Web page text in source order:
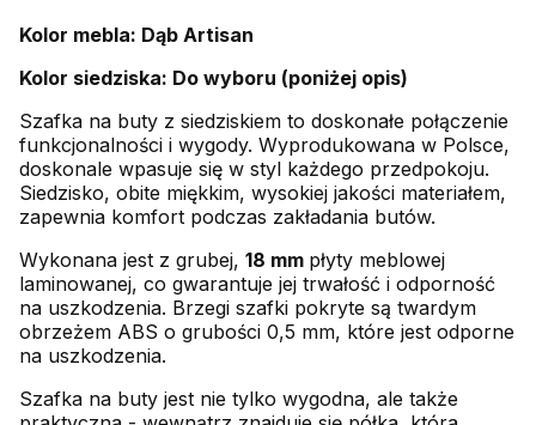
Kolor mebla: Dąb Artisan
Kolor siedziska: Do wyboru (poniżej opis)
Szafka na buty z siedziskiem to doskonałe połączenie
funkcjonalności i wygody. Wyprodukowana w Polsce,
doskonale wpasuje się w styl każdego przedpokoju.
Siedzisko, obite miękkim, wysokiej jakości materiałem,
zapewnia komfort podczas zakładania butów.
Wykonana jest z grubej, 18 mm płyty meblowej
laminowanej, co gwarantuje jej trwałość i odporność
na uszkodzenia. Brzegi szafki pokryte są twardym
obrzeżem ABS o grubości 0,5 mm, które jest odporne
na uszkodzenia.
Szafka na buty jest nie tylko wygodna, ale także